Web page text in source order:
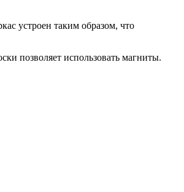
устроен таким образом, что
позволяет использовать магниты.